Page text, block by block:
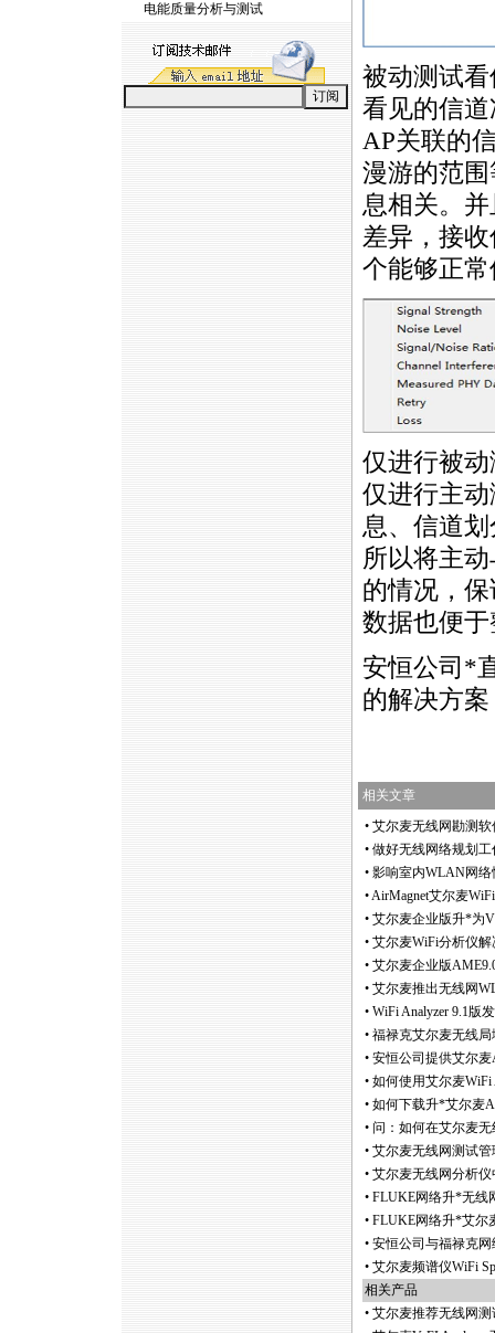
电能质量分析与测试
被动测试
看见的信
AP关联的
漫游的范
息相关。
差异，接
个能够正
仅进行被
仅进行主
息、信道
所以将主
的情况，
数据也便
安恒公司 *
的解决方
相关文章
• 艾尔麦无线网勘测软
• 做好无线网络规划
• 影响室内WLAN网
•AirMagnet艾尔麦
• 艾尔麦企业版升*为
• 艾尔麦WiFi分析仪
• 艾尔麦企业版
• 艾尔麦推出无线网
• WiFi Analyzer 9.1版
• 福禄克艾尔麦无线局
• 安恒公司提供艾尔
• 如何使用艾尔麦WiFi
• 如何下载升*艾尔麦
• 问：如何在艾尔麦无
• 艾尔麦无线网测试
• 艾尔麦无线网分析仪
• FLUKE网络升*无线
• FLUKE网络升*艾尔
• 安恒公司与福禄克
• 艾尔麦频谱仪WiFi
相关产品
• 艾尔麦推荐无线网